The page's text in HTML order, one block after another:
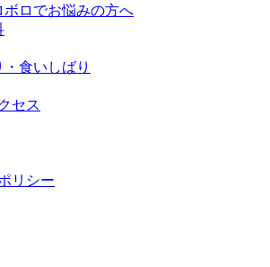
ボロでお悩みの方へ
食いしばり
セス
リシー